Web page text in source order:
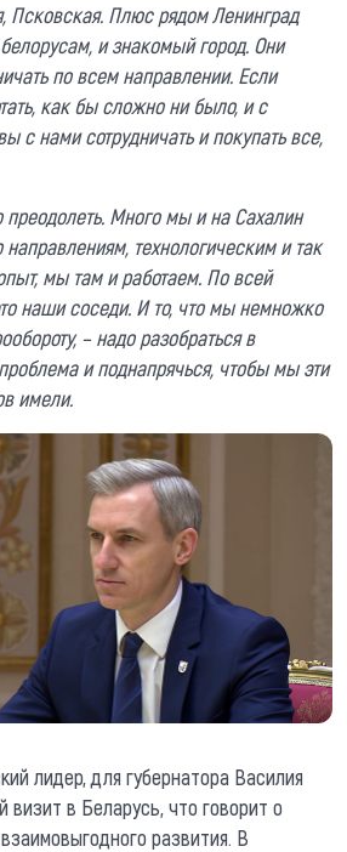
Псковская. Плюс рядом Ленинград
и знакомый город. Они
по всем направлении. Если
как бы сложно ни было, и с
с нами сотрудничать и покупать все,
преодолеть. Много мы и на Сахалин
технологическим и так
мы там и работаем. По всей
наши соседи. И то, что мы немножко
– надо разобраться в
и поднапрячься, чтобы мы эти
имели.
лидер, для губернатора Василия
визит в Беларусь, что говорит о
развития. В